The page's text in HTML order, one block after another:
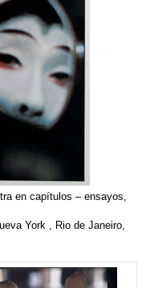
en capítulos – ensayos,
York , Rio de Janeiro,